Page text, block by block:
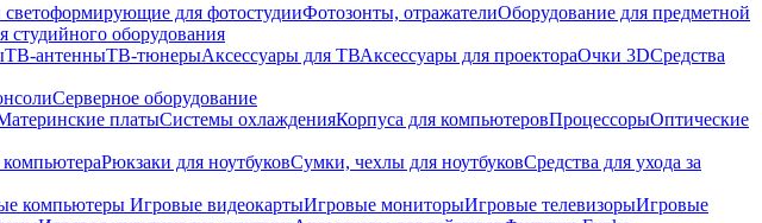
светоформирующие для фотостудииФотозонты, отражателиОборудование для предметной
студийного оборудования
ТВ-антенныТВ-тюнерыАксессуары для ТВАксессуары для проектораОчки 3DСредства
Серверное оборудование
платыСистемы охлажденияКорпуса для компьютеровПроцессорыОптические
Рюкзаки для ноутбуковСумки, чехлы для ноутбуковСредства для ухода за
компьютеры Игровые видеокартыИгровые мониторыИгровые телевизорыИгровые